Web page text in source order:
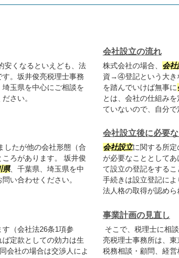
安くなるといえども、法
。坂井俊亮税理士事務
埼玉県を中心にご相談を
さい。
会社設立の流れ
株式会社の場合、 会社
資→④登記という大き
を踏んでいけば無事に
とは、会社の仕組み
ていないので、自分
したが他の会社形態（合
ろがあります。 坂井俊
県、千葉県、埼玉県を中
い合わせください。
会社設立後に必要
会社設立に関する所
が必要なこととして
て設立の登記をする
手続きは設立登記によ
法人格の取得が認めら
（会社法26条1項参
定款としての効力は生
会社の場合は交渉人によ
事業計画の見直し
そこで、税理士に相
亮税理士事務所は、東
税務相談・顧問、経